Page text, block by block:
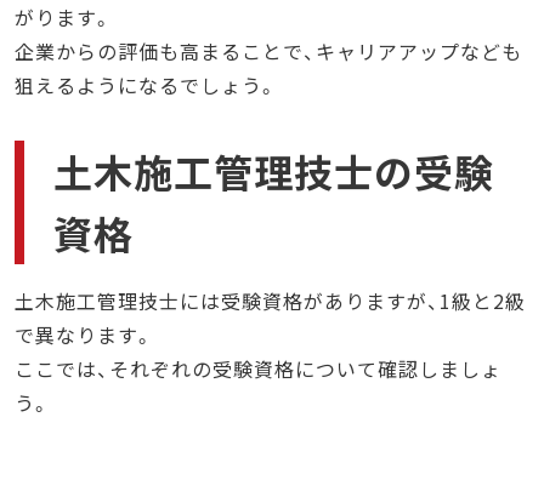
がります。
企業からの評価も高まることで、キャリアアップなども
狙えるようになるでしょう。
土木施工管理技士の受験
資格
土木施工管理技士には受験資格がありますが、1級と2級
で異なります。
ここでは、それぞれの受験資格について確認しましょ
う。